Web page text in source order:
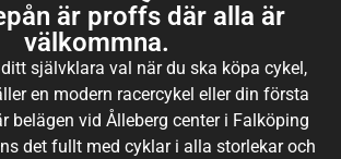
är proffs där alla är
välkommna.
självklara val när du ska köpa cykel,
en modern racercykel eller din första
belägen vid Ålleberg center i Falköping
det fullt med cyklar i alla storlekar och